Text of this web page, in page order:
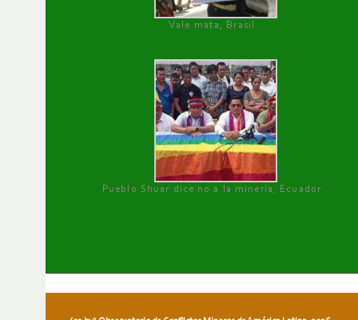
Vale mata, Brasil
Pueblo Shuar dice no a la minería, Ecuador